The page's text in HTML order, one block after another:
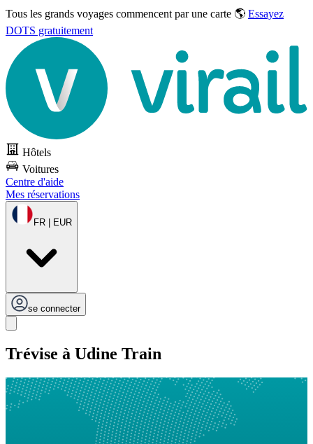
Tous les grands voyages commencent par une carte 🌎 Essayez
DOTS gratuitement
Hôtels
Voitures
Centre d'aide
Mes réservations
FR | EUR
se connecter
Trévise à Udine Train